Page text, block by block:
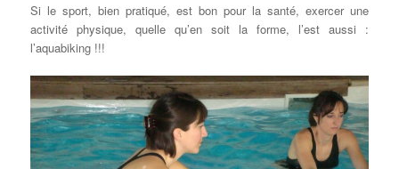
Si le sport, bien pratiqué, est bon pour la santé, exercer une
activité physique, quelle qu’en soit la forme, l’est aussi :
l’aquabiking !!!